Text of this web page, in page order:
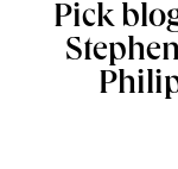
Pick